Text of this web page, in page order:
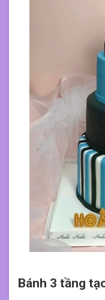
Bánh 3 tầng